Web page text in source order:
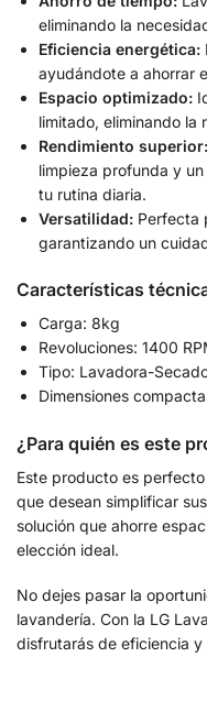
eliminando la
Eficiencia energética:
ayudándote a ahorrar
Espacio optimizado:
limitado, eliminando la
Rendimiento superior:
limpieza profunda y
tu rutina diaria.
Versatilidad: Perfecta
garantizando un
Características
Carga: 8kg
Revoluciones: 1400
Tipo: Lavadora-
Dimensiones
¿Para quién es este
Este producto es
que desean simplificar
solución que ahorre
elección ideal.
No dejes pasar la
lavandería. Con la LG
disfrutarás de eficiencia